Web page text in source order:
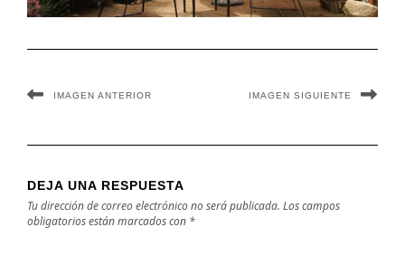
IMAGEN ANTERIOR IMAGEN SIGUIENTE
DEJA UNA RESPUESTA
Tu dirección de correo electrónico no será publicada. Los campos
obligatorios están marcados con *